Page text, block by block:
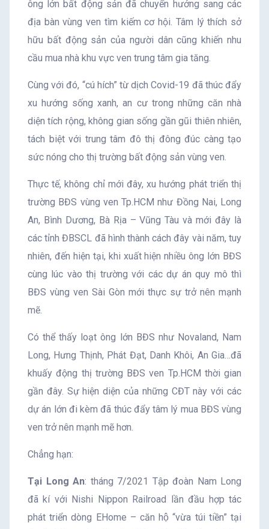
ông lớn bất động sản đã chuyển hướng sang các
địa bàn vùng ven tìm kiếm cơ hội. Tâm lý thích sở
hữu bất động sản của người dân cũng khiến nhu
cầu mua nhà khu vực ven trung tâm gia tăng.
Cùng với đó, “cú hích” từ dịch Covid-19 đã thúc đẩy
xu hướng sống xanh, an cư trong những căn nhà
diện tích rộng, không gian sống gần gũi thiên nhiên,
tách biệt với trung tâm đô thị đông đúc càng tạo
sức nóng cho thị trường bất động sản vùng ven.
Thực tế, không chỉ mới đây, xu hướng phát triển thị
trường BĐS vùng ven Tp.HCM như Đồng Nai, Long
An, Bình Dương, Bà Rịa – Vũng Tàu và mới đây là
các tỉnh ĐBSCL đã hình thành cách đây vài năm, tuy
nhiên, đến hiện tại, khi xuất hiện nhiều ông lớn BĐS
cùng lúc vào thị trường với các dự án quy mô thì
BĐS vùng ven Sài Gòn mới thực sự trở nên mạnh
mẽ.
Có thể thấy loạt ông lớn BĐS như Novaland, Nam
Long, Hưng Thịnh, Phát Đạt, Danh Khôi, An Gia…đã
khuấy động thị trường BĐS ven Tp.HCM thời gian
gần đây. Sự hiện diện của những CĐT này với các
dự án lớn đi kèm đã thúc đẩy tâm lý mua BĐS vùng
ven trở nên mạnh mẽ hơn.
Chẳng hạn:
Tại Long An: tháng 7/2021 Tập đoàn Nam Long
đã kí với Nishi Nippon Railroad lần đầu hợp tác
phát triển dòng EHome – căn hộ “vừa túi tiền” tại